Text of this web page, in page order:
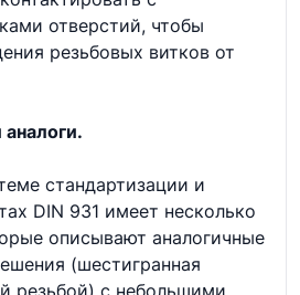
отверстий, чтобы
резьбовых витков от
стандартизации и
DIN 931 имеет несколько
описывают аналогичные
(шестигранная
резьбой) с небольшими